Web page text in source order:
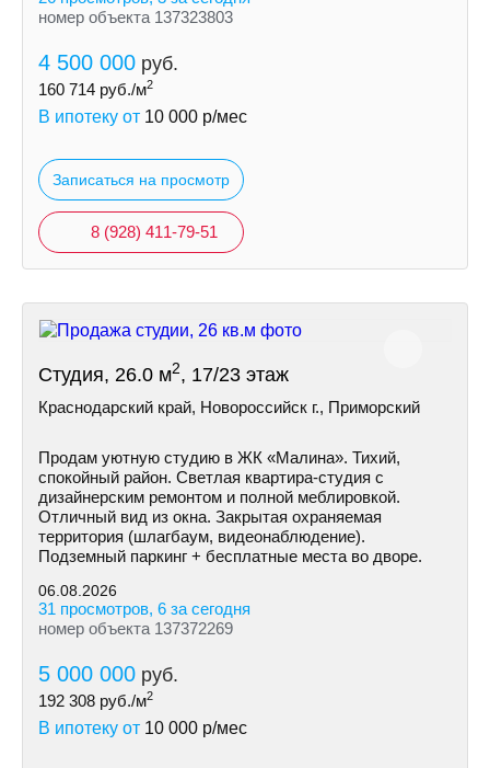
номер объекта 137323803
4 500 000 руб.
160 714 руб./м2
В ипотеку от 10 000 р/мес
Записаться на просмотр
8 (928) 411-79-51
Студия, 26.0 м2, 17/23 этаж
Краснодарский край, Новороссийск г., Приморский
Продам уютную студию в ЖК «Малина». Тихий,
спокойный район. Светлая квартира-студия с
дизайнерским ремонтом и полной меблировкой.
Отличный вид из окна. Закрытая охраняемая
территория (шлагбаум, видеонаблюдение).
Подземный паркинг + бесплатные места во дворе.
06.08.2026
31 просмотров, 6 за сегодня
номер объекта 137372269
5 000 000 руб.
192 308 руб./м2
В ипотеку от 10 000 р/мес